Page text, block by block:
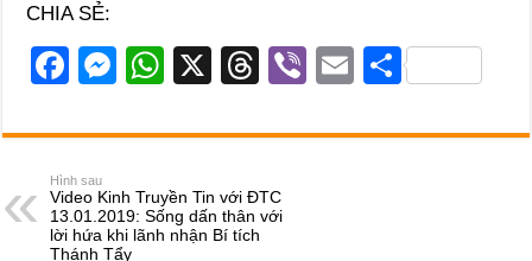
CHIA SẺ:
F
c
e
b
M
ss
n
W
at
s
A
X
T
e
d
Vi
er
E
ail
S
ar
Hình sau
Video Kinh Truyền Tin với ĐTC
13.01.2019: Sống dấn thân với
lời hứa khi lãnh nhận Bí tích
Thánh Tẩy